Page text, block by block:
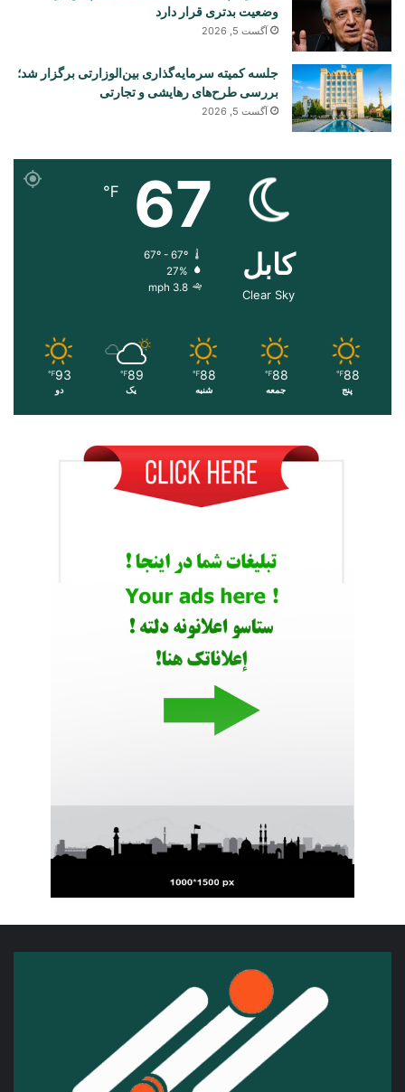
وضعیت بدتری قرار دارد
آگست 5, 2026
جلسه کمیته سرمایه‌گذاری بین‌الوزارتی برگزار شد؛
بررسی طرح‌های رهایشی و تجارتی
آگست 5, 2026
کابل
Clear Sky
67
℉
67º - 67º
27%
3.8 mph
88
℉
پنج
88
℉
جمعه
88
℉
شنبه
89
℉
یک
93
℉
دو